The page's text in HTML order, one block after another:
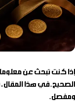
إذا كنت تبحث عن
الصحيح. في هذا
ومفصل.